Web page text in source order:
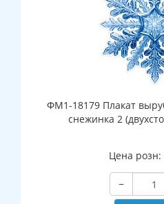
ФМ1-18179 Плакат
снежинка 2
Цена розн:
−